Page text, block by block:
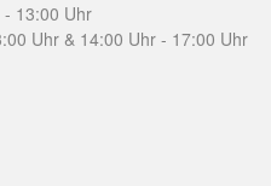
13:00 Uhr
Uhr & 14:00 Uhr - 17:00 Uhr